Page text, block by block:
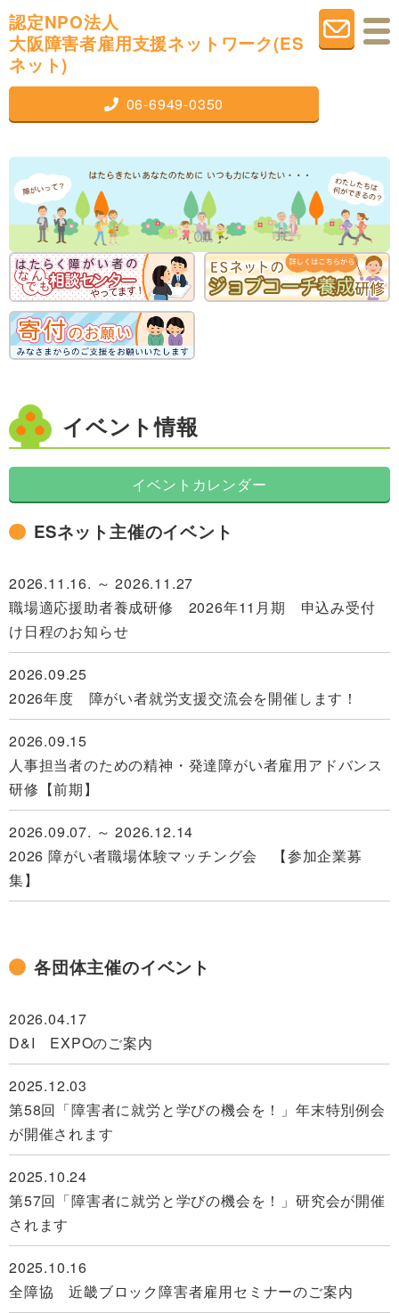
認定NPO法人
大阪障害者雇用支援ネットワーク(ES
ネット)
06-6949-0350
イベント情報
イベントカレンダー
ESネット主催のイベント
2026.11.16. ～ 2026.11.27
職場適応援助者養成研修 2026年11月期 申込み受付
け日程のお知らせ
2026.09.25
2026年度 障がい者就労支援交流会を開催します！
2026.09.15
人事担当者のための精神・発達障がい者雇用アドバンス
研修【前期】
2026.09.07. ～ 2026.12.14
2026 障がい者職場体験マッチング会 【参加企業募
集】
付】
2026.08.25
就労選択支援セミナー開催します
2026.08.19
学生インターンシップ 体験型企業見学会を開催しま
す！
2026.07.31. ～ 2026.08.21
2026年度 新人幹部研修会を開催します！
2026.07.28. ～ 2027.01.14
2026 ベーシック・アドバンス研修【職場体験研修受入
れ企業募集】
各団体主催のイベント
2026.04.17
D&I EXPOのご案内
2025.12.03
第58回「障害者に就労と学びの機会を！」年末特別例会
が開催されます
2025.10.24
第57回「障害者に就労と学びの機会を！」研究会が開催
されます
2025.10.16
全障協 近畿ブロック障害者雇用セミナーのご案内